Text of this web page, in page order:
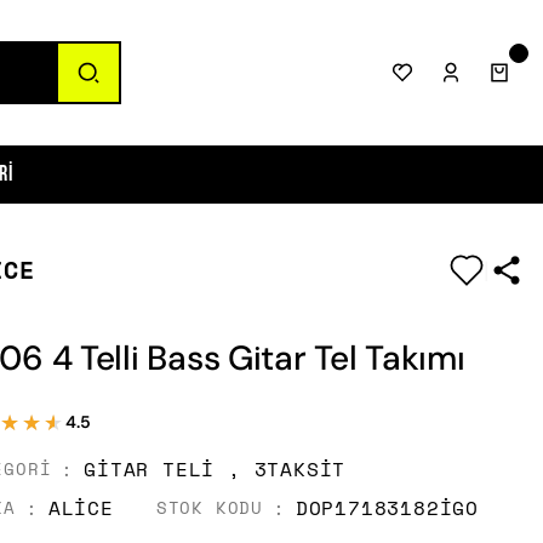
4 Telli Bass Gitar Tel Takımı
4.5
GITAR TELI , 3TAKSIT
ALICE STOK KODU DOP17183182IGO